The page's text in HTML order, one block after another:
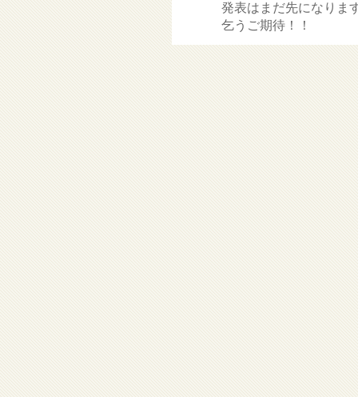
発表はまだ先になりま
乞うご期待！！